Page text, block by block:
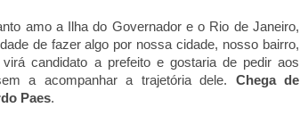
amo a Ilha do Governador e o Rio de Janeiro,
de fazer algo por nossa cidade, nosso bairro,
candidato a prefeito e gostaria de pedir aos
a acompanhar a trajetória dele. Chega de
Paes.